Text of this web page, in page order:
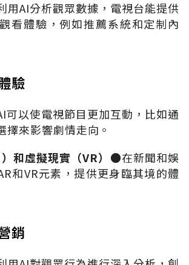
用AI分析觀眾數據，電視台能提供
看體驗，例如推薦系統和定制內
驗
可以使電視節目更加互動，比如通
擇來影響劇情走向。
）和虛擬現實（VR） ●在新聞和娛
和VR元素，提供更身臨其境的體
銷